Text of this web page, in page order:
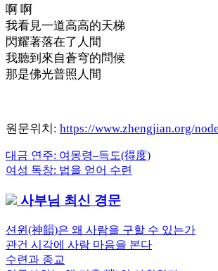
啊 啊
我看見一道高高的天梯
閃耀著落在了人間
我聽到來自蒼穹的問候
那是佛光普照人間
원문위치: https://www.zhengjian.org/
글
내
비
게
이
Previous
Post:
대금 연주: 여몽령–득도(得度)
Next
여성 독창: 법을 얻어 수련
사부님 최신 경문
션윈(神韻)은 왜 사람을 구할 수 있는가
관건 시각에 사람 마음을 본다
수련과 종교